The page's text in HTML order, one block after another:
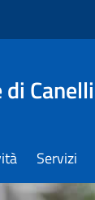
Canelli
Servizi